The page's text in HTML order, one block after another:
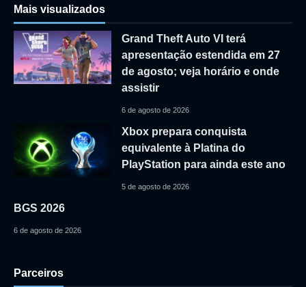
Mais visualizados
Grand Theft Auto VI terá
apresentação estendida em 27
de agosto; veja horário e onde
assistir
6 de agosto de 2026
Xbox prepara conquista
equivalente à Platina do
PlayStation para ainda este ano
5 de agosto de 2026
BGS 2026
6 de agosto de 2026
Parceiros